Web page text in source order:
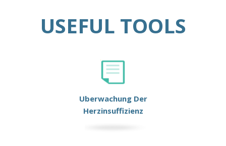
USEFUL TOOLS
Uberwachung Der
Herzinsuffizienz